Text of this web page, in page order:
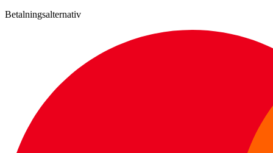
Betalningsalternativ